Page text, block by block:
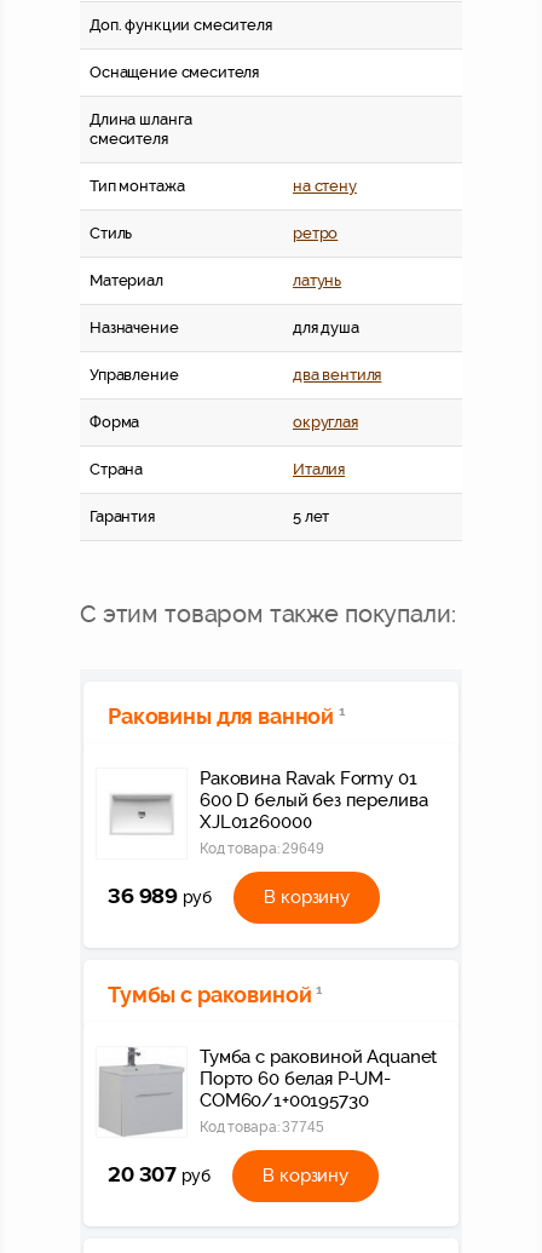
Доп. функции смесителя
Оснащение смесителя
Длина шланга
смесителя
Тип монтажа на стену
Стиль ретро
Материал латунь
Назначение для душа
Управление два вентиля
Форма округлая
Страна Италия
Гарантия 5 лет
С этим товаром также покупали:
Раковины для ванной 1
Раковина Ravak Formy 01
600 D белый без перелива
XJL01260000
Код товара:29649
36 989 руб В корзину
Тумбы с раковиной 1
Тумба с раковиной Aquanet
Порто 60 белая P-UM-
COM60/1+00195730
Код товара:37745
20 307 руб В корзину